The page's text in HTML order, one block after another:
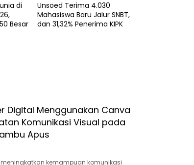
di
Besar
Unsoed Terima 4.030
Mahasiswa Baru Jalur SNBT,
dan 31,32% Penerima KIPK
Digital Menggunakan Canva
Komunikasi Visual pada
Apus
meningkatkan kemampuan komunikasi